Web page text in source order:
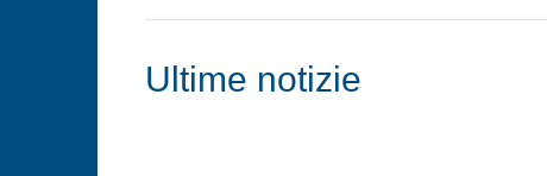
Ultime notizie